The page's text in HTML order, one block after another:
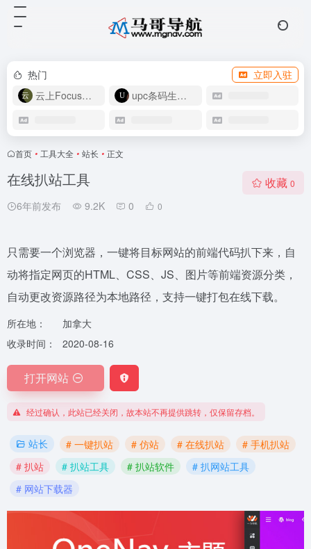
热门
立即入驻
云上Focus接码
upc条码生成器
首页 • 工具大全 • 站长 • 正文
在线扒站工具
6年前发布 9.2K 0 0
收藏 0
只需要一个浏览器，一键将目标网站的前端代码扒下来，自
动将指定网页的HTML、CSS、JS、图片等前端资源分类，
自动更改资源路径为本地路径，支持一键打包在线下载。
所在地：
加拿大
收录时间：
2020-08-16
打开网站
经过确认，此站已经关闭，故本站不再提供跳转，仅保留存档。
站长 # 一键扒站 # 仿站 # 在线扒站
# 手机扒站
# 扒站
# 扒站工具 # 扒站软件
# 扒网站工具
# 网站下载器